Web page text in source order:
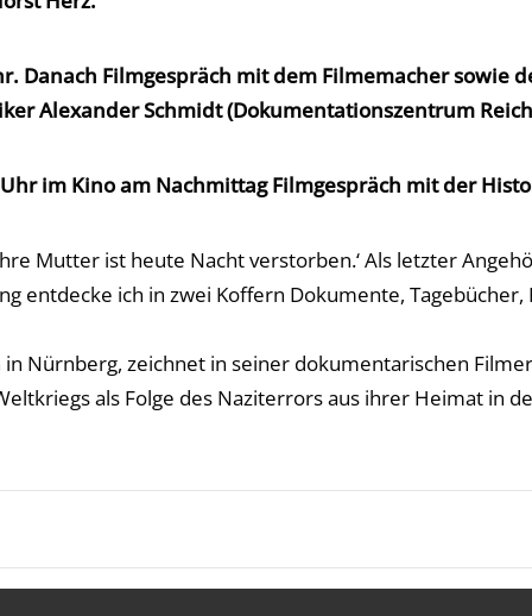
Danach Filmgespräch mit dem Filmemacher sowie
Alexander Schmidt (Dokumentationszentrum
im Kino am Nachmittag Filmgespräch mit der
Mutter ist heute Nacht verstorben.‘ Als letzter
entdecke ich in zwei Koffern Dokumente,
Nürnberg, zeichnet in seiner dokumentarischen
als Folge des Naziterrors aus ihrer Heimat in